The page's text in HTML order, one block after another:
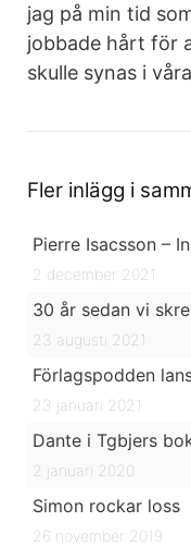
jag på min tid
jobbade hårt för
skulle synas i
Fler inlägg i
Pierre Isacsson –
2 december 2021
30 år sedan vi
23 augusti 2021
Förlagspodden
23 januari 2021
Dante i Tgbjers
2 januari 2020
Simon rockar loss
26 november 2019